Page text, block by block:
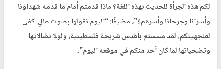
لكم هذه الجرأة للحديث بهذه اللغة؟ ماذا قدمتم أمام ما قدمه شهداؤنا
وأسرانا وجرحانا وأسرهم؟”، مضيفًا: “اليوم نقولها بصوت عالٍ: كفى
لعنجهيتكم. لقد مسستم بأقدس شريحة فلسطينية، ولولا نضالاتها
وتضحياتها لما كان أحد منكم في موقعه اليوم”.